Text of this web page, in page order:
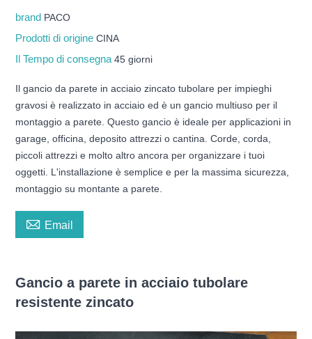
brand PACO
Prodotti di origineCINA
Il Tempo di consegna45 giorni
Il gancio da parete in acciaio zincato tubolare per impieghi
gravosi è realizzato in acciaio ed è un gancio multiuso per il
montaggio a parete. Questo gancio è ideale per applicazioni in
garage, officina, deposito attrezzi o cantina. Corde, corda,
piccoli attrezzi e molto altro ancora per organizzare i tuoi
oggetti. L'installazione è semplice e per la massima sicurezza,
montaggio su montante a parete.
 Email
Gancio a parete in acciaio tubolare
resistente zincato